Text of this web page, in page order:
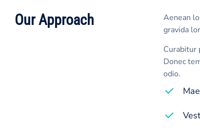
Our Approach
Aenean
gravida
Curabitur
Donec
odio.